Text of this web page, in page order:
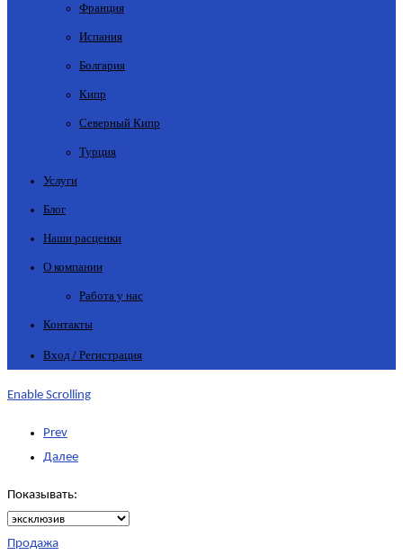
Франция
Испания
Болгария
Кипр
Северный Кипр
Турция
Услуги
Блог
Наши расценки
О компании
Работа у нас
Контакты
Вход / Регистрация
Enable Scrolling
Prev
Далее
Показывать:
Продажа